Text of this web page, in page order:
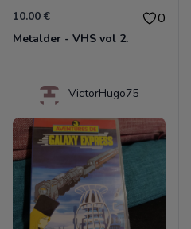
10.00 € 0
Metalder - VHS vol 2.
VictorHugo75